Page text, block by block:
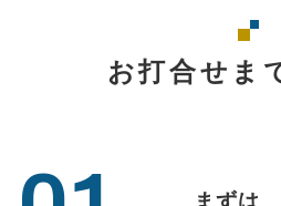
お打合せま
まずは